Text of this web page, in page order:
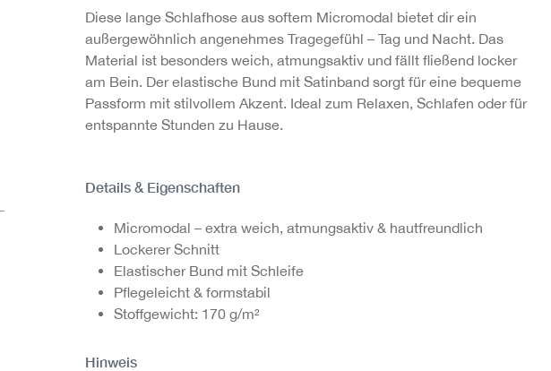
Diese lange Schlafhose aus softem Micromodal bietet dir ein
außergewöhnlich angenehmes Tragegefühl – Tag und Nacht. Das
Material ist besonders weich, atmungsaktiv und fällt fließend locker
am Bein. Der elastische Bund mit Satinband sorgt für eine bequeme
Passform mit stilvollem Akzent. Ideal zum Relaxen, Schlafen oder für
entspannte Stunden zu Hause.
Details & Eigenschaften
Micromodal – extra weich, atmungsaktiv & hautfreundlich
Lockerer Schnitt
Elastischer Bund mit Schleife
Pflegeleicht & formstabil
Stoffgewicht: 170 g/m²
Hinweis
18,71 €
24,95 €